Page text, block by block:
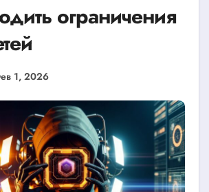
ограничения
1, 2026